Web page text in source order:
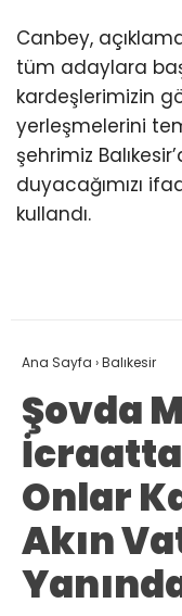
Canbey,
tüm adaylara
kardeşlerimizin
yerleşmelerini
şehrimiz
duyacağımızı
kullandı.
Ana Sayfa ›Balıkesir
Şovda
İcraatta
Onlar
Akın